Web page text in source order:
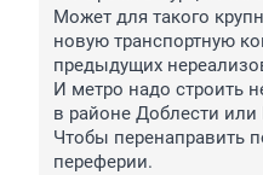
Может для такого
новую транспортную
предыдущих
И метро надо строить
в районе Доблести
Чтобы перенаправить
переферии.